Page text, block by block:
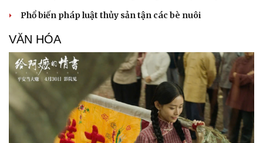
Phổ biến pháp luật thủy sản tận các bè nuôi
VĂN HÓA